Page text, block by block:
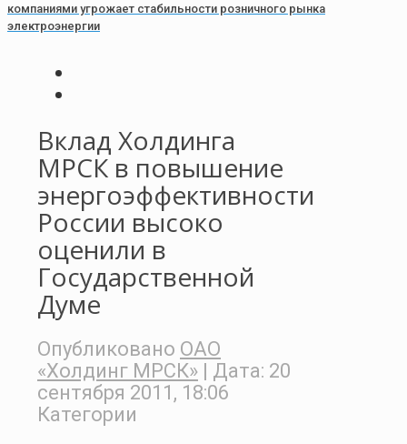
компаниями угрожает стабильности розничного рынка
электроэнергии
Вклад Холдинга
МРСК в повышение
энергоэффективности
России высоко
оценили в
Государственной
Думе
Опубликовано ОАО
«Холдинг МРСК»
| Дата: 20
сентября 2011, 18:06
Категории